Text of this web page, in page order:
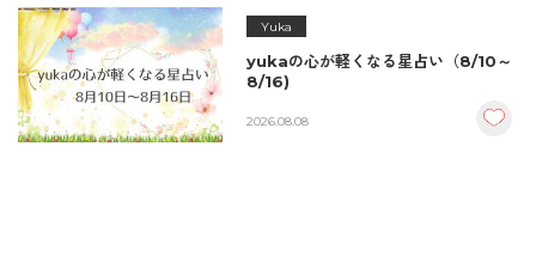
Yuka
yukaの心が軽くなる星占い（8/10～
8/16)
2026.08.08